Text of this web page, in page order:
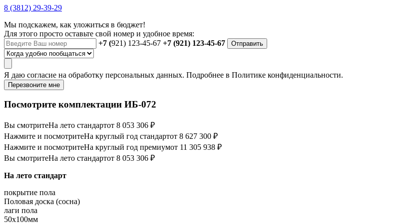
8 (3812) 29-39-29
Мы подскажем, как уложиться в бюджет!
Для этого просто оставьте свой номер и удобное время:
+7 (921) 123-45-67 +7 (921) 123-45-67 Отправить
Я даю согласие на обработку персональных данных. Подробнее в Политике конфиденциальности.
Перезвоните мне
Посмотрите комплектации ИБ-072
Вы смотритеНа лето стандартот 8 053 306 ₽
Нажмите и посмотритеНа круглый год стандартот 8 627 300 ₽
Нажмите и посмотритеНа круглый год премиумот 11 305 938 ₽
Вы смотритеНа лето стандартот 8 053 306 ₽
На лето стандарт
покрытие пола
Половая доска (сосна)
лаги пола
50х100мм